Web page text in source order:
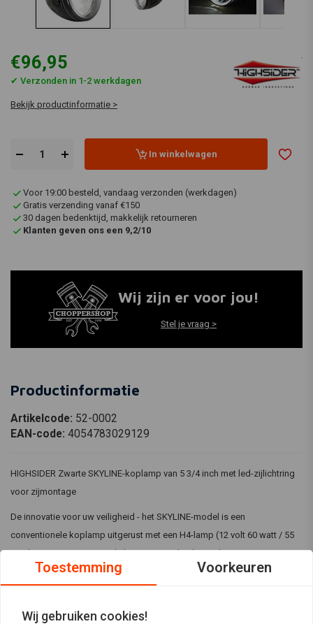
€96,95
✔ Verzonden in 1-2 werkdagen
Bekijk productinformatie >
In winkelwagen
Voor 19:00 besteld, vandaag verzonden (werkdagen)
Gratis verzending vanaf €150
30 dagen bedenktijd, makkelijk retourneren
Klanten geven ons een 9,2/10
Wij zijn er voor jou!
Stel je vraag >
Productinformatie
Artikelcode: 52-0002
EAN-code: 4054783029129
HIGHSIDER Zwarte SKYLINE-koplamp van 5 3/4 inch met led-zijlichtring
voor zijmontage
De innovatie voor uw veiligheid - het SKYLINE-model is een
conventionele koplamp uitgerust met een H4-lamp (12 volt 60 watt / 55
watt) met een power LED-lichtring. Het geheel verpakt in een
hoogwaardige bewerkte, zwart metalen behuizing. De LED-technologie
Lees meer
Toestemming Voorkeuren
Wij gebruiken cookies!